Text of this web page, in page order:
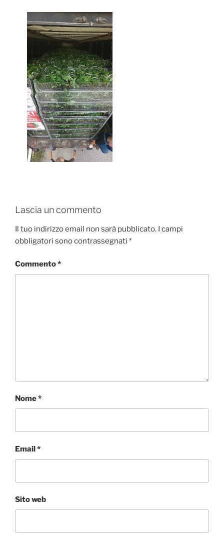
Lascia un commento
Il tuo indirizzo email non sarà pubblicato. I campi
obbligatori sono contrassegnati *
Commento*
Nome*
Email*
Sito web